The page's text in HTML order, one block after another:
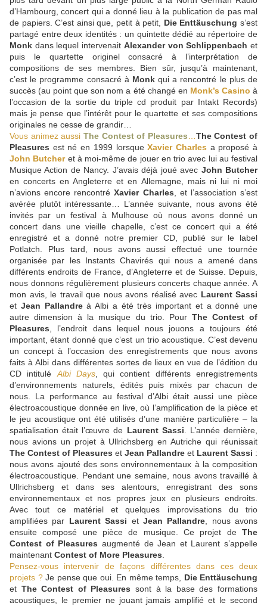
d’Hambourg, concert qui a donné lieu à la publication de pas mal
de papiers. C’est ainsi que, petit à petit, Die Enttäuschung s’est
partagé entre deux identités : un quintette dédié au répertoire de
Monk dans lequel intervenait Alexander von Schlippenbach et
puis le quartette originel consacré à l’interprétation de
compositions de ses membres. Bien sûr, jusqu’à maintenant,
c’est le programme consacré à Monkqui a rencontré le plus de
succès (au point que son nom a été changé en Monk’s Casino à
l’occasion de la sortie du triple cd produit par Intakt Records)
mais je pense que l’intérêt pour le quartette et ses compositions
originales ne cesse de grandir…
Vous animez aussi The Contest of Pleasures
The Contest of
Pleasures est né en 1999 lorsqueXavier Charles a proposé à
John Butcheret à moi-même de jouer en trio avec lui au festival
Musique Action de Nancy. J’avais déjà joué avec John Butcher
en concerts en Angleterre et en Allemagne, mais ni lui ni moi
n’avions encore rencontréXavier Charles , et l’association s’est
avérée plutôt intéressante… L’année suivante, nous avons été
invités par un festival à Mulhouse où nous avons donné un
concert dans une vieille chapelle, c’est ce concert qui a été
enregistré et a donné notre premier CD, publié sur le label
Potlatch. Plus tard, nous avons aussi effectué une tournée
organisée par les Instants Chavirés qui nous a amené dans
différents endroits de France, d’Angleterre et de Suisse. Depuis,
nous donnons régulièrement plusieurs concerts chaque année. A
mon avis, le travail que nous avons réalisé avec Laurent Sassi
et Jean Pallandreà Albi a été très important et a donné une
autre dimension à la musique du trio. Pour The Contest of
Pleasures , l’endroit dans lequel nous jouons a toujours été
important, étant donné que c’est un trio acoustique. C’est devenu
un concept à l’occasion des enregistrements que nous avons
faits à Albi dans différentes sortes de lieux en vue de l’édition du
CD intitulé Albi Days, qui contient différents enregistrements
d’environnements naturels, édités puis mixés par chacun de
nous. La performance au festival d’Albi était aussi une pièce
électroacoustique donnée en live, où l’amplification de la pièce et
le jeu acoustique ont été utilisés d’une manière particulière – la
spatialisation était l’œuvre de Laurent Sassi . L’année dernière,
nous avions un projet à Ullrichsberg en Autriche qui réunissait
The Contest of Pleasures et Jean Pallandre et Laurent Sassi :
nous avons ajouté des sons environnementaux à la composition
électroacoustique. Pendant une semaine, nous avons travaillé à
Ullrichsberg et dans ses alentours, enregistrant des sons
environnementaux et nos propres jeux en plusieurs endroits.
Avec tout ce matériel et quelques improvisations du trio
amplifiées par Laurent Sassi et Jean Pallandre , nous avons
ensuite composé une pièce de musique. Ce projet de The
Contest of Pleasures augmenté de Jean et Laurent s’appelle
maintenant Contest of More Pleasures
Pensez-vous intervenir de façons différentes dans ces deux
projets ?Je pense que oui. En même temps, Die Enttäuschung
et The Contest of Pleasures sont à la base des formations
acoustiques, le premier ne jouant jamais amplifié et le second